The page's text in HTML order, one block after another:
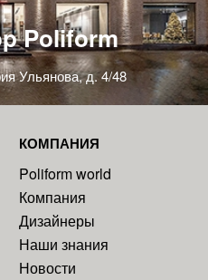
Poliform
Ульянова, д. 4/48
КОМПАНИЯ
Poliform world
Компания
Дизайнеры
Наши знания
Новости